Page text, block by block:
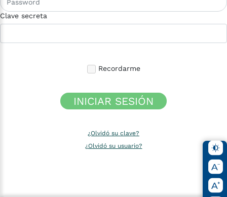
Clave secreta
Recordarme
INICIAR SESIÓN
¿Olvidó su clave?
¿Olvidó su usuario?